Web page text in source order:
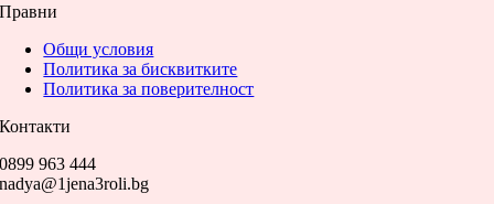
Правни
Общи условия
Политика за бисквитките
Политика за поверителност
Контакти
0899 963 444
nadya@1jena3roli.bg